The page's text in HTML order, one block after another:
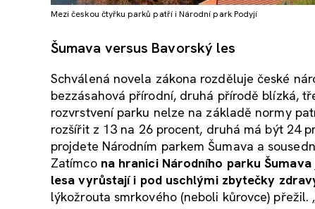
Mezi českou čtyřku parků patří i Národní park Podyjí
Šumava versus Bavorský les
Schválená novela zákona rozděluje české
bezzásahová přírodní, druhá přírodě blízká,
rozvrstvení parku nelze na základě normy
rozšířit z 13 na 26 procent, druhá má být 24
projdete Národním parkem Šumava a
Zatímco na hranici Národního parku
lesa vyrůstají i pod uschlými zbytečky
lýkožrouta smrkového (neboli kůrovce) přežil.